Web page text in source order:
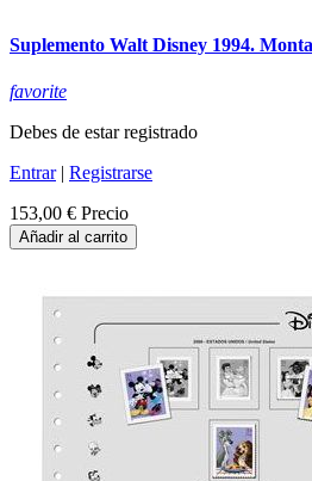
Suplemento Walt Disney 1994.
favorite
Debes de estar registrado
Entrar| Registrarse
153,00 € Precio
Añadir al carrito